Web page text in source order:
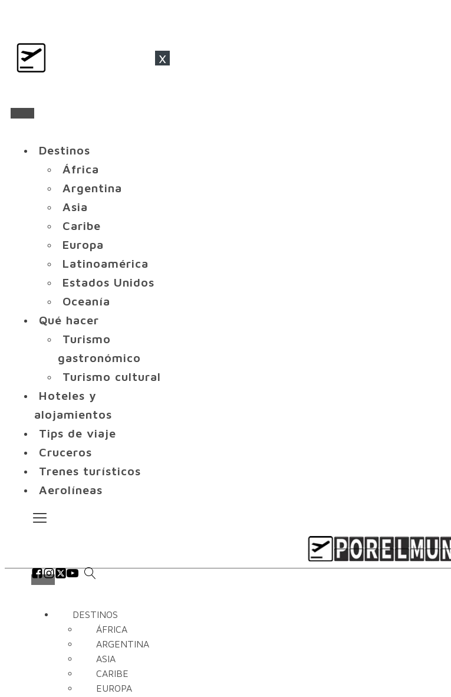
x
Destinos
África
Argentina
Asia
Caribe
Europa
Latinoamérica
Estados Unidos
Oceanía
Qué hacer
Turismo
gastronómico
Turismo cultural
Hoteles y
alojamientos
Tips de viaje
Cruceros
Trenes turísticos
Aerolíneas
DESTINOS
ÁFRICA
ARGENTINA
ASIA
CARIBE
EUROPA